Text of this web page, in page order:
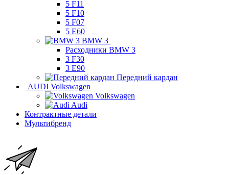
5 F11
5 F10
5 F07
5 E60
BMW 3
Расходники BMW 3
3 F30
3 E90
Передний кардан
AUDI Volkswagen
Volkswagen
Audi
Контрактные детали
Мультибренд